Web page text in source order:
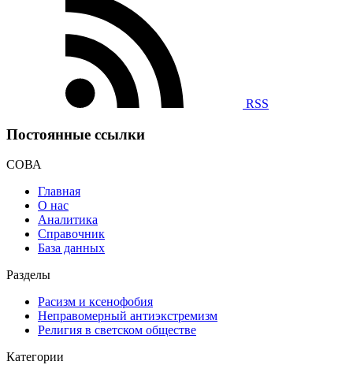
RSS
Постоянные ссылки
СОВА
Главная
О нас
Аналитика
Справочник
База данных
Разделы
Расизм и ксенофобия
Неправомерный антиэкстремизм
Религия в светском обществе
Категории